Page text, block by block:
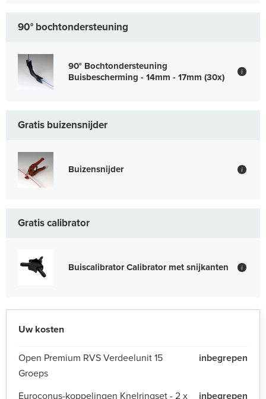
90° bochtondersteuning
90° Bochtondersteuning
Buisbescherming - 14mm - 17mm (30x)
i
Gratis buizensnijder
Buizensnijder i
Gratis calibrator
Buiscalibrator Calibrator met snijkanten i
Uw kosten
Open Premium RVS Verdeelunit 15
Groeps
inbegrepen
Euroconus-koppelingen Knelringset - 2 x inbegrepen